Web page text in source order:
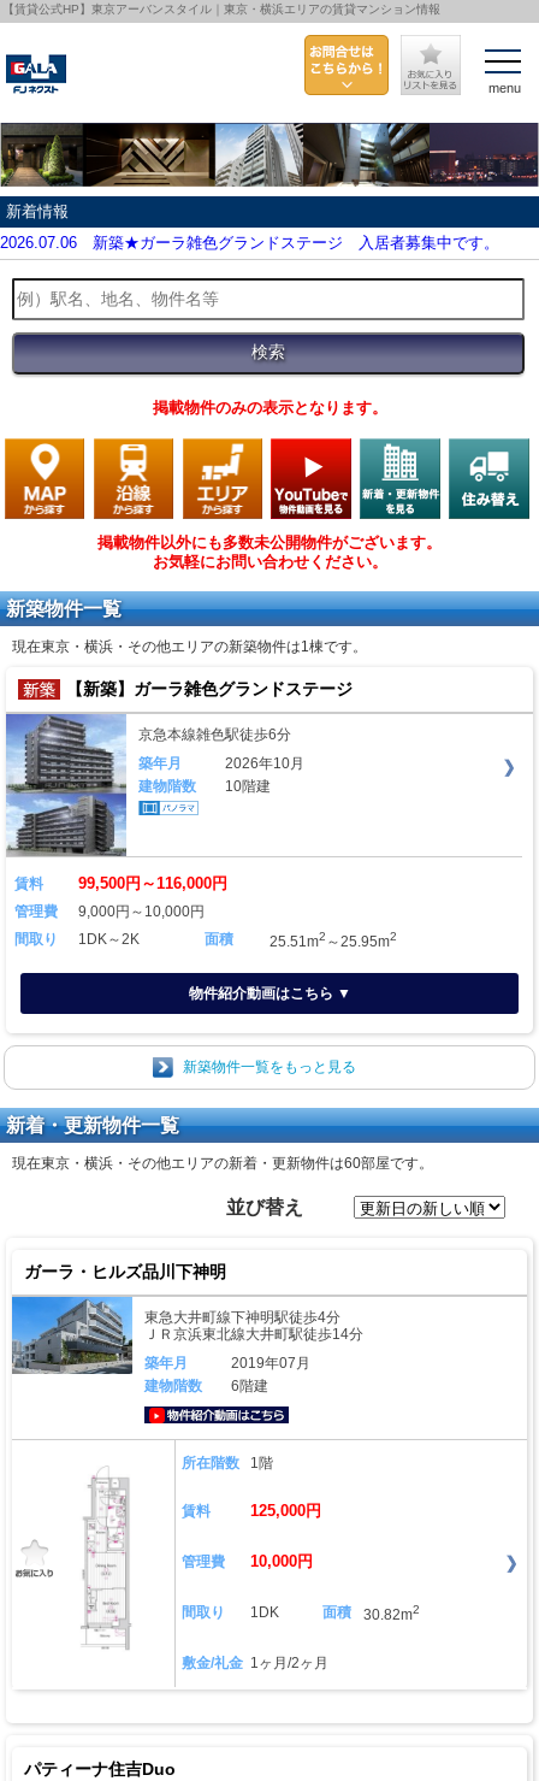
【賃貸公式HP】東京アーバンスタイル｜東京・横浜エリアの賃貸マンション情報
新着情報
2026.07.06 新築★ガーラ雑色グランドステージ 入居者募集中です。
掲載物件のみの表示となります。
掲載物件以外にも多数未公開物件がございます。
お気軽にお問い合わせください。
新築物件一覧
現在東京・横浜・その他エリアの新築物件は1棟です。
【新築】ガーラ雑色グランドステージ
京急本線雑色駅徒歩6分
築年月
2026年10月
建物階数
10階建
賃料 99,500円～116,000円
管理費
9,000円～10,000円
間取り
1DK～2K 面積 25.51m2 ～25.95m2
物件紹介動画はこちら ▼
新築物件一覧をもっと見る
新着・更新物件一覧
現在東京・横浜・その他エリアの新着・更新物件は60部屋です。
並び替え
ガーラ・ヒルズ品川下神明
東急大井町線下神明駅徒歩4分
ＪＲ京浜東北線大井町駅徒歩14分
築年月
2019年07月
建物階数
6階建
所在階数 1階
賃料 125,000円
管理費 10,000円
間取り 1DK 面積 30.82m2
敷金/礼金 1ヶ月/2ヶ月
パティーナ住吉Duo
menu